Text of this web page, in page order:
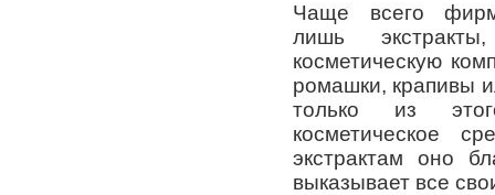
Чаще всего
лишь
косметическую
ромашки, крапивы
только из
косметическое
экстрактам оно
выказывает все